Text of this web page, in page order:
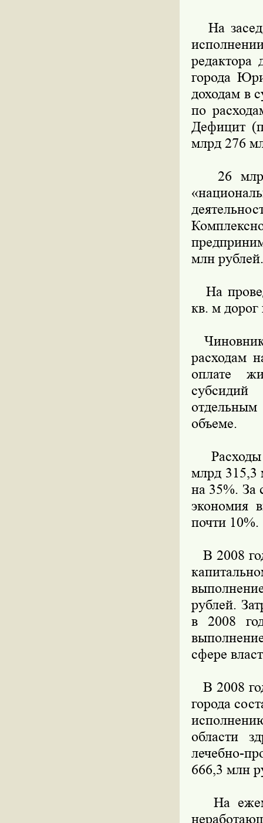
На
редактора
города
доходам в
по
Дефицит
млрд 276
26 млрд
млн рублей.
На
кв. м дорог
Чиновник
расходам
оплате
объеме.
Расходы
млрд 315,3
на 35%. За
экономия
почти 10%.
В 2008
рублей.
в 2008
сфере
В 2008
города
области
лечебно-
666,3 млн
На